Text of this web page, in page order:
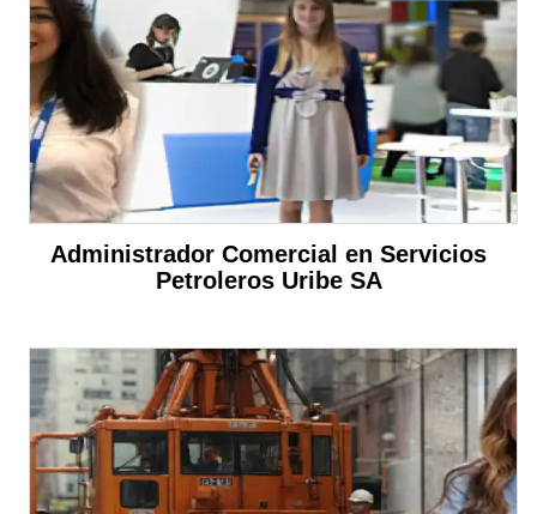
Administrador Comercial en Servicios
Petroleros Uribe SA